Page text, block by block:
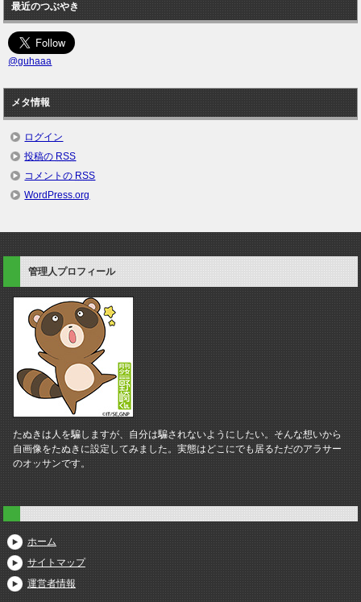
最近のつぶやき
@guhaaa
メタ情報
ログイン
投稿の RSS
コメントの RSS
WordPress.org
管理人プロフィール
たぬきは人を騙しますが、自分は騙されないようにしたい。そんな想いから
自画像をたぬきに設定してみました。実態はどこにでも居るただのアラサー
のオッサンです。
ホーム
サイトマップ
運営者情報